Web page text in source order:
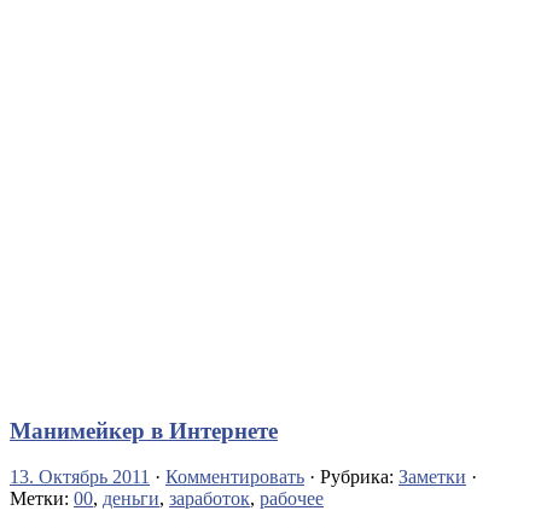
Манимейкер в Интернете
13. Октябрь 2011 · Комментировать · Рубрика: Заметки ·
Метки: 00, деньги, заработок, рабочее